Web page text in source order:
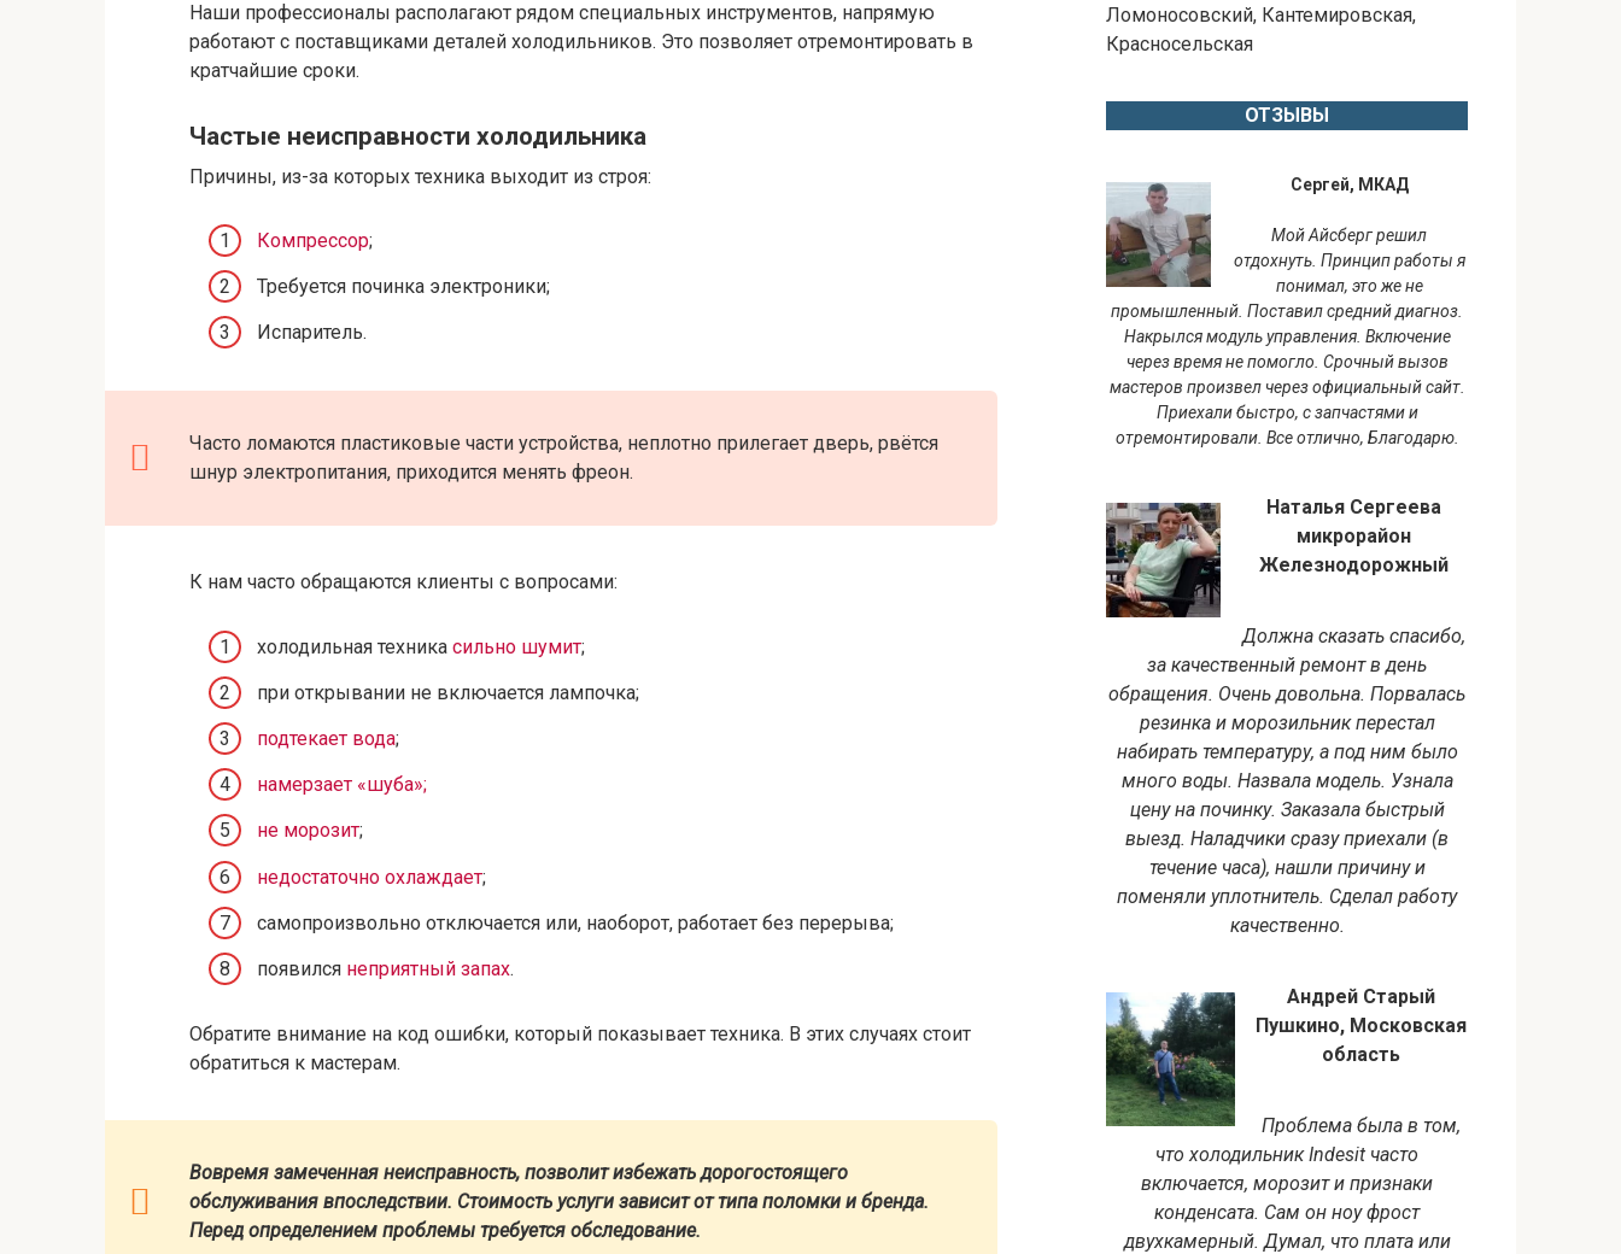
Наши профессионалы располагают рядом специальных инструментов, напрямую
работают с поставщиками деталей холодильников. Это позволяет отремонтировать в
кратчайшие сроки.
Частые неисправности холодильника
Причины, из-за которых техника выходит из строя:
Компрессор;
Требуется починка электроники;
Испаритель.
Часто ломаются пластиковые части устройства, неплотно прилегает дверь, рвётся
шнур электропитания, приходится менять фреон.
К нам часто обращаются клиенты с вопросами:
холодильная техника сильно шумит;
при открывании не включается лампочка;
подтекает вода;
намерзает «шуба»;
не морозит;
недостаточно охлаждает;
самопроизвольно отключается или, наоборот, работает без перерыва;
появился неприятный запах.
Обратите внимание на код ошибки, который показывает техника. В этих случаях стоит
обратиться к мастерам.
Вовремя замеченная неисправность, позволит избежать дорогостоящего
обслуживания впоследствии. Стоимость услуги зависит от типа поломки и бренда.
Перед определением проблемы требуется обследование.
Ломоносовский, Кантемировская,
Красносельская
ОТЗЫВЫ
Сергей, МКАД
Мой Айсберг решил
отдохнуть. Принцип работы я
понимал, это же не
промышленный. Поставил средний диагноз.
Накрылся модуль управления. Включение
через время не помогло. Срочный вызов
мастеров произвел через официальный сайт.
Приехали быстро, с запчастями и
отремонтировали. Все отлично, Благодарю.
Наталья Сергеева
микрорайон
Железнодорожный
Должна сказать спасибо,
за качественный ремонт в день
обращения. Очень довольна. Порвалась
резинка и морозильник перестал
набирать температуру, а под ним было
много воды. Назвала модель. Узнала
цену на починку. Заказала быстрый
выезд. Наладчики сразу приехали (в
течение часа), нашли причину и
поменяли уплотнитель. Сделал работу
качественно.
Андрей Старый
Пушкино, Московская
область
Проблема была в том,
что холодильник Indesit часто
включается, морозит и признаки
конденсата. Сам он ноу фрост
двухкамерный. Думал, что плата или